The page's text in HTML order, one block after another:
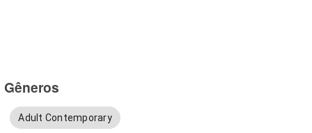
Gêneros
Adult Contemporary